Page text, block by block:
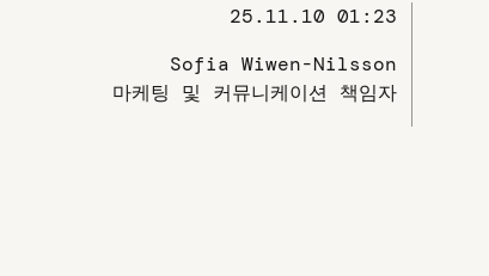
25.11.10 01:23
Sofia Wiwen-Nilsson
마케팅 및 커뮤니케이션 책임자